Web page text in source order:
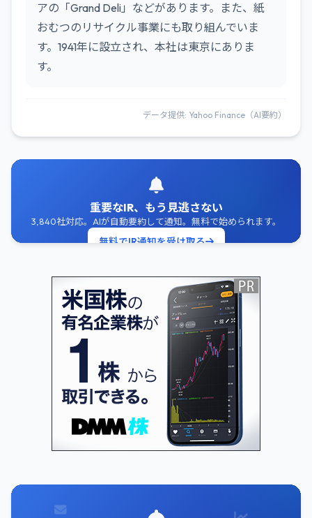
アの「Grand Deli」などがあります。また、紙
おむつのリサイクル事業にも取り組んでいま
す。1941年に設立され、本社は東京にありま
す。
データ提供: Yahoo Finance（AI要約）
重要なIR、もう見逃さない
3,840社対応。AIが自動要約して通知。無料で始められます。
無料でIR通知を受け取る